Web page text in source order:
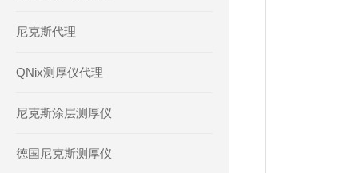
尼克斯代理
QNix测厚仪代理
尼克斯涂层测厚仪
德国尼克斯测厚仪